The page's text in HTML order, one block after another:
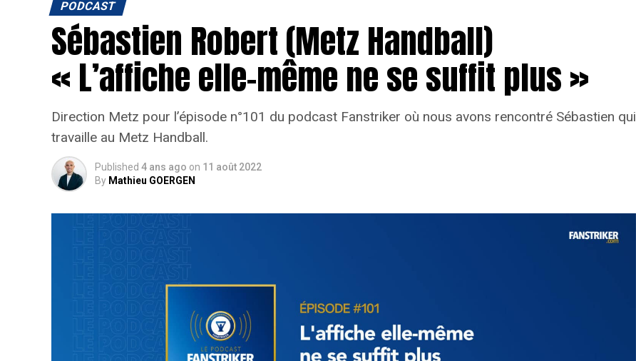
PODCAST
Sébastien Robert (Metz Handball)
« L’affiche elle-même ne se suffit plus »
Direction Metz pour l’épisode n°101 du podcast Fanstriker où nous avons rencontré Sébastien qui
travaille au Metz Handball.
Published 4 ans ago on 11 août 2022
By Mathieu GOERGEN